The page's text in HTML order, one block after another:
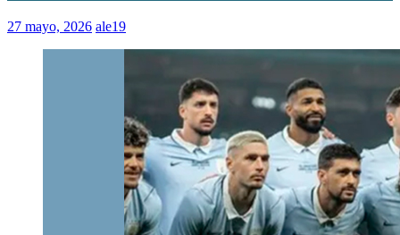
27 mayo, 2026 ale19